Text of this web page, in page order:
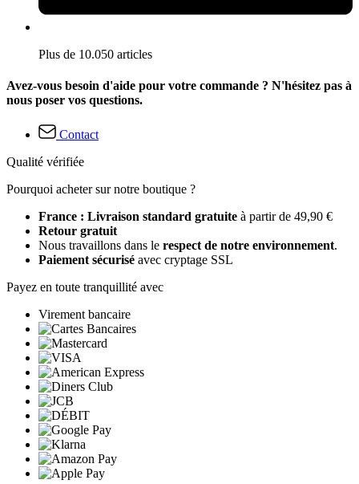
Plus de 10.050 articles
Avez-vous besoin d'aide pour votre commande ? N'hésitez pas à
nous poser vos questions.
Contact
Qualité vérifiée
Pourquoi acheter sur notre boutique ?
France : Livraison standard gratuite à partir de 49,90 €
Retour gratuit
Nous travaillons dans le respect de notre environnement.
Paiement sécurisé avec cryptage SSL
Payez en toute tranquillité avec
Virement bancaire